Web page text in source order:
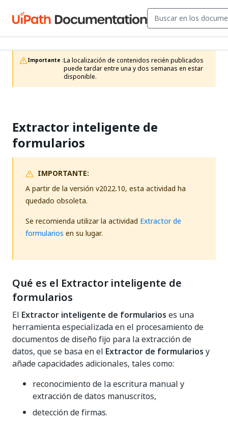
Importante :La localización de contenidos recién publicados
puede tardar entre una y dos semanas en estar
disponible.
Extractor inteligente de
formularios
IMPORTANTE:
A partir de la versión v2022.10, esta actividad ha
quedado obsoleta.
Se recomienda utilizar la actividad Extractor de
formularios en su lugar.
Qué es el Extractor inteligente de
formularios
El Extractor inteligente de formularios es una
herramienta especializada en el procesamiento de
documentos de diseño fijo para la extracción de
datos, que se basa en el Extractor de formularios y
añade capacidades adicionales, tales como:
reconocimiento de la escritura manual y
extracción de datos manuscritos,
detección de firmas.